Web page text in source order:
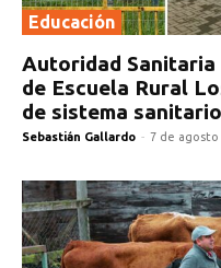
Educación
Autoridad
de Escuela Rural
de sistema sanitario
Sebastián Gallardo - 7 de agosto